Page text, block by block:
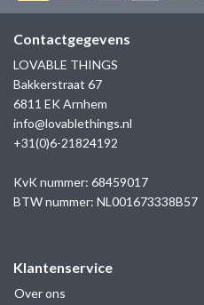
Contactgegevens
LOVABLE THINGS
Bakkerstraat 67
6811 EK Arnhem
info@lovablethings.nl
+31(0)6-21824192
KvK nummer: 68459017
BTW nummer: NL001673338B57
Klantenservice
Over ons